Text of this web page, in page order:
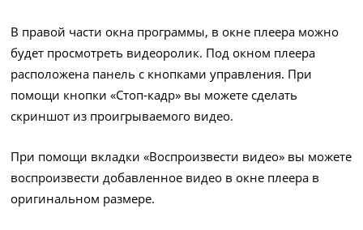
В правой части окна программы, в окне плеера можно
будет просмотреть видеоролик. Под окном плеера
расположена панель с кнопками управления. При
помощи кнопки «Стоп-кадр» вы можете сделать
скриншот из проигрываемого видео.
При помощи вкладки «Воспроизвести видео» вы можете
воспроизвести добавленное видео в окне плеера в
оригинальном размере.